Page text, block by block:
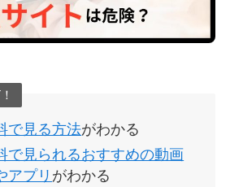
で見る方法がわかる
で見られるおすすめの動画
アプリ がわかる